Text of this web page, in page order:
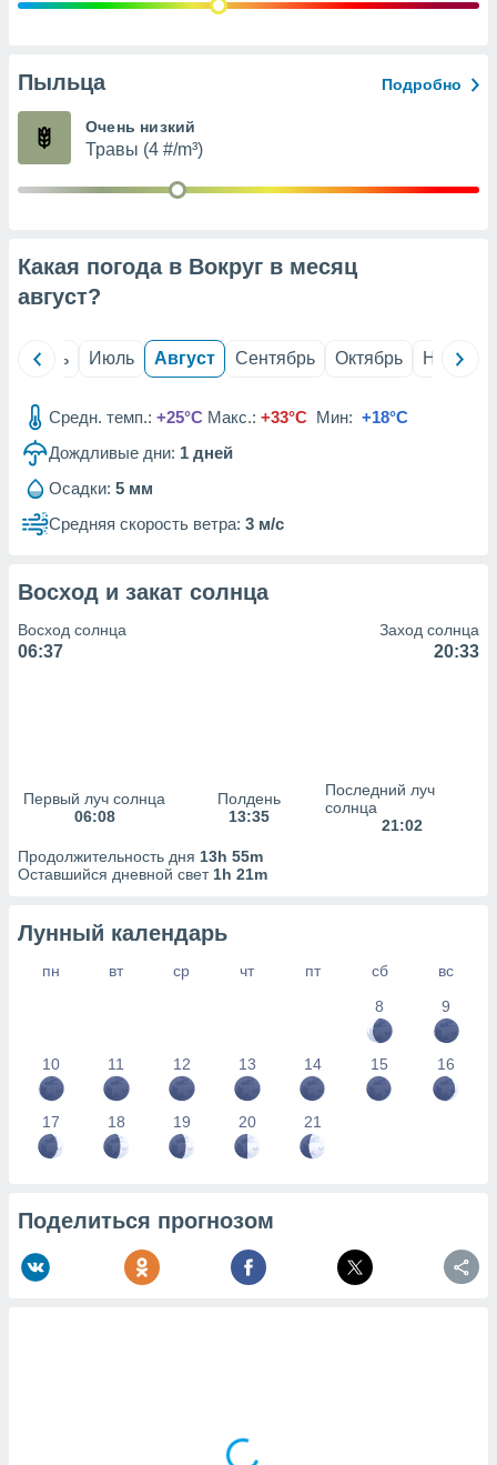
рекламы
сведения
1199
Пыльца Подробно
Очень низкий
Травы (4 #/m³)
Какая погода в Вокруг в месяц
август?
Июнь Июль Август Сентябрь Октябрь Ноябрь
Средн. темп.: +25°C Макс.: +33°C Мин: +18°C
Дождливые дни: 1 дней
Осадки: 5 мм
Средняя скорость ветра: 3 м/с
Восход и закат солнца
Восход солнца
06:37
Заход солнца
20:33
Первый луч солнца
06:08
Полдень
13:35
Последний луч
солнца
21:02
Продолжительность дня 13h 55m
Оставшийся дневной свет 1h 21m
Лунный календарь
пн вт ср чт пт сб
вс
8
9
10 11 12 13 14 15 16
17 18 19 20 21
Поделиться прогнозом